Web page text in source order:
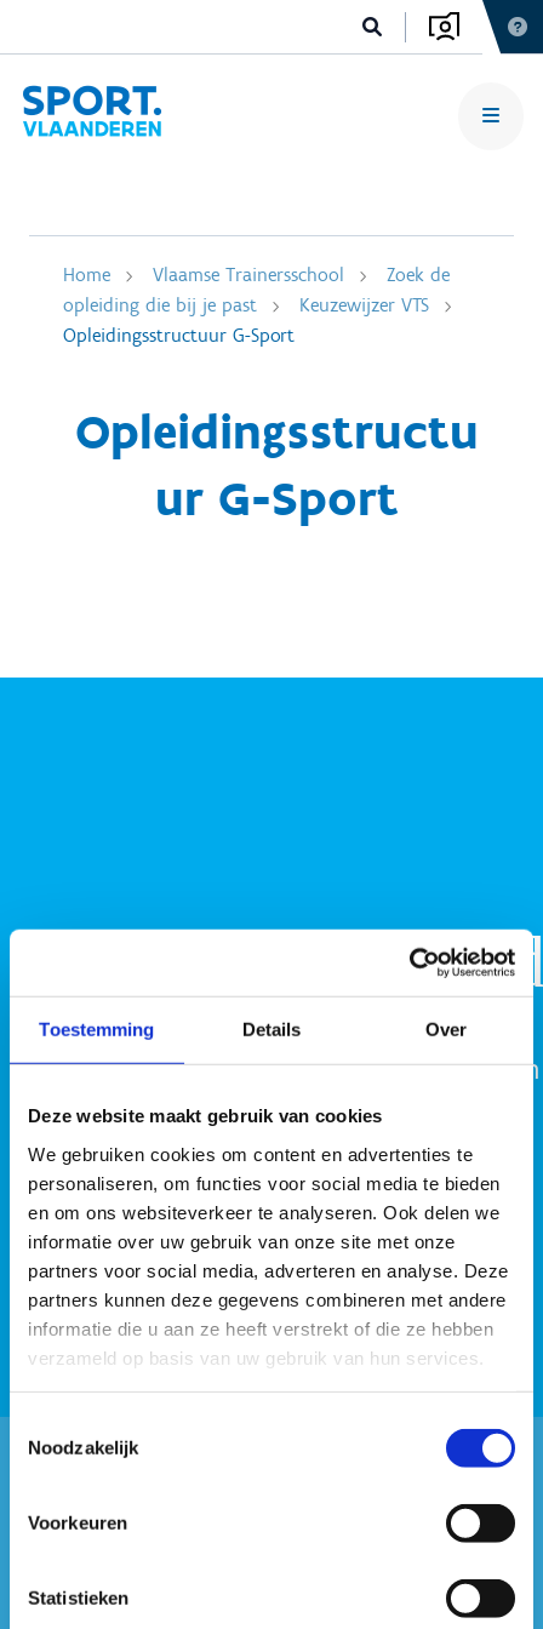
Toestemming Details Over
Deze website maakt gebruik van cookies
We gebruiken cookies om content en advertenties te
personaliseren, om functies voor social media te bieden
en om ons websiteverkeer te analyseren. Ook delen we
informatie over uw gebruik van onze site met onze
partners voor social media, adverteren en analyse. Deze
partners kunnen deze gegevens combineren met andere
informatie die u aan ze heeft verstrekt of die ze hebben
verzameld op basis van uw gebruik van hun services.
Toestemmingsselectie
Noodzakelijk
Voorkeuren
Statistieken
Home Vlaamse Trainersschool
Zoek de
opleiding die bij je past
Keuzewijzer VTS
Opleidingsstructuur G-Sport
Opleidingsstructu
ur G-Sport